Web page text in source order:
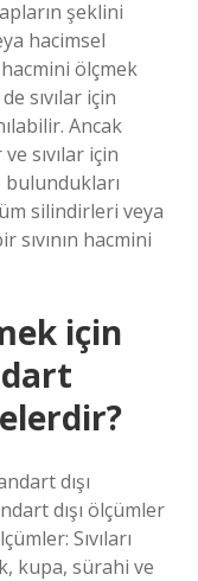
şeklini
hacimsel
ölçmek
sıvılar için
Ancak
sıvılar için
bulundukları
silindirleri veya
sıvının hacmini
için
dışı
dışı ölçümler
Sıvıları
kupa, sürahi ve